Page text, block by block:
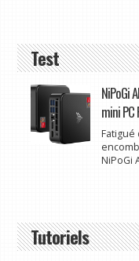
Test
NiPoGi
mini PC
NiPoGi
Tutoriels